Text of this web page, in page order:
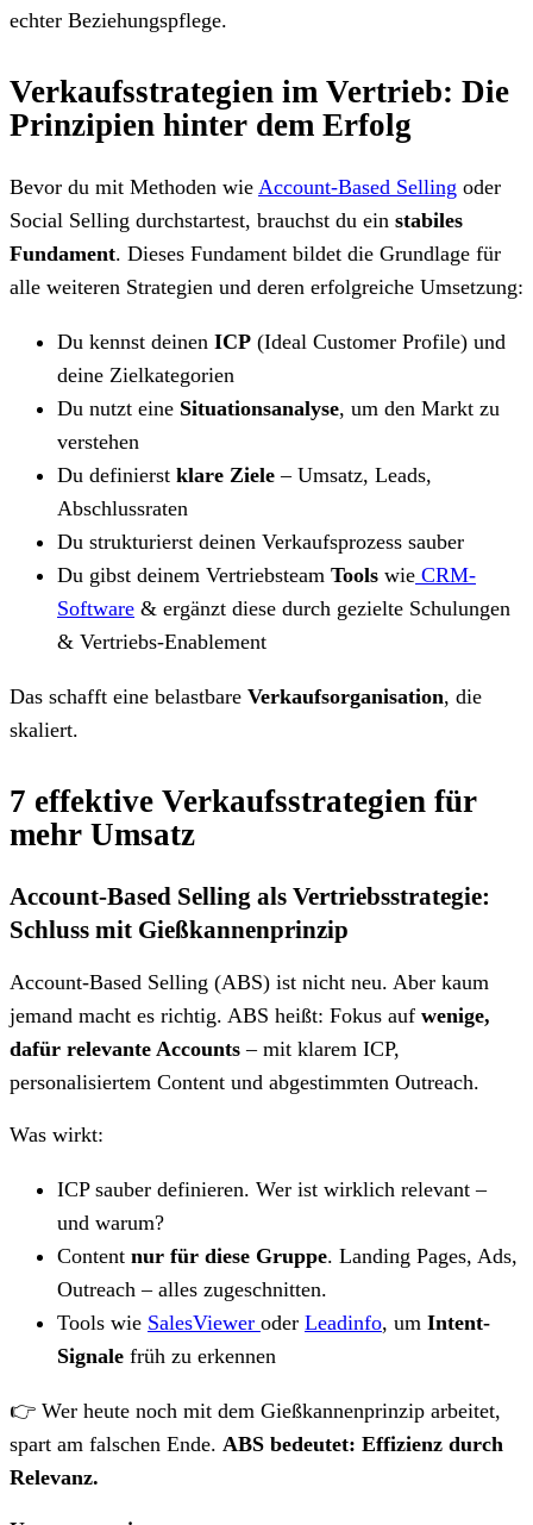
echter Beziehungspflege.
Verkaufsstrategien im Vertrieb: Die
Prinzipien hinter dem Erfolg
Bevor du mit Methoden wie Account-Based Selling oder
Social Selling durchstartest, brauchst du ein stabiles
Fundament. Dieses Fundament bildet die Grundlage für
alle weiteren Strategien und deren erfolgreiche Umsetzung:
Du kennst deinen ICP (Ideal Customer Profile) und
deine Zielkategorien
Du nutzt eine Situationsanalyse, um den Markt zu
verstehen
Du definierst klare Ziele – Umsatz, Leads,
Abschlussraten
Du strukturierst deinen Verkaufsprozess sauber
Du gibst deinem Vertriebsteam Tools wie CRM-
Software & ergänzt diese durch gezielte Schulungen
& Vertriebs-Enablement
Das schafft eine belastbare Verkaufsorganisation, die
skaliert.
7 effektive Verkaufsstrategien für
mehr Umsatz
Account-Based Selling als Vertriebsstrategie:
Schluss mit Gießkannenprinzip
Account-Based Selling (ABS) ist nicht neu. Aber kaum
jemand macht es richtig. ABS heißt: Fokus auf wenige,
dafür relevante Accounts – mit klarem ICP,
personalisiertem Content und abgestimmten Outreach.
Was wirkt:
ICP sauber definieren. Wer ist wirklich relevant –
und warum?
Content nur für diese Gruppe. Landing Pages, Ads,
Outreach – alles zugeschnitten.
Tools wie SalesViewer oder Leadinfo, um Intent-
Signale früh zu erkennen
👉 Wer heute noch mit dem Gießkannenprinzip arbeitet,
spart am falschen Ende. ABS bedeutet: Effizienz durch
Relevanz.